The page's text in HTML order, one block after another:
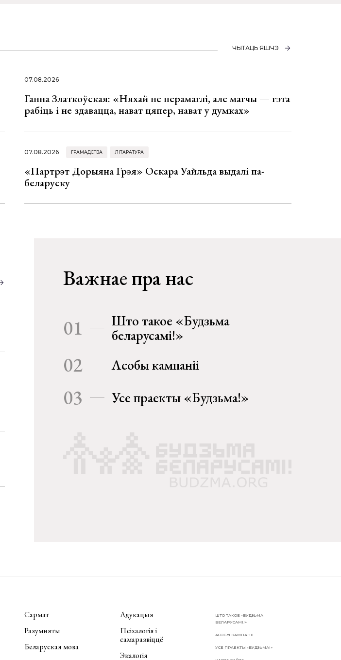
ЧЫТАЦЬ ЯШЧЭ
07.08.2026
Ганна Златкоўская: «Няхай не перамаглі, але магчы — гэта
рабіць і не здавацца, нават цяпер, нават у думках»
07.08.2026 ГРАМАДСТВА ЛІТАРАТУРА
«Партрэт Дорыяна Грэя» Оскара Уайльда выдалі па-
беларуску
Важнае пра нас
01
Што такое «Будзьма
беларусамі!»
02 Асобы кампаніі
03 Усе праекты «Будзьма!»
Сармат
Разумняты
Беларуская мова
Адукацыя
Псіхалогія і
самаразвіццё
Экалогія
ШТО ТАКОЕ «БУДЗЬМА
БЕЛАРУСАМІ!»
АСОБЫ КАМПАНІІ
УСЕ ПРАЕКТЫ «БУДЗЬМА!»